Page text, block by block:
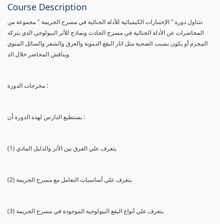
Course Description
تتناول دورة " الإختبارات الكيميائية للأدلة الجنائية في مسرح الجريمة " مجموعة من
المحاضرات عن الأدلة الجنائية في مسرح الحادث ونماذج للأثر البيولوجي الذي يتركه
المجرم أو يكون بسبب الضحية مثل اثار البقع الدموية والعرق والشعر والسائل المنوي
ويناقش المحاضر خلال الد
مخرجات الدورة :
يستطيع الدارس لهذه الدورة أن :
(1) يتعرف علي الفرق بين الأثر والدليل المادي
(2) يتعرف علي أساسيات التعامل مع مسرح الجريمة
(3) يتعرف علي أنواع البقع البيولوجية الموجودة في مسرح الجريمة